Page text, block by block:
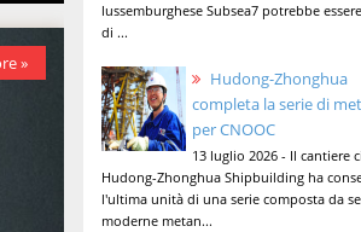
»
lussemburghese Subsea7 potrebbe
di ...
Hudong-Zhonghua
completa la serie di
per CNOOC
13 luglio 2026 - Il cantiere
Hudong-Zhonghua Shipbuilding ha
l'ultima unità di una serie composta da
moderne metan...